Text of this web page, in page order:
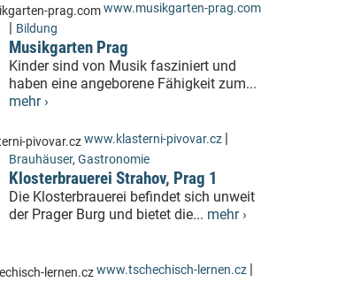
www.musikgarten-prag.com
| Bildung
Musikgarten Prag
Kinder sind von Musik fasziniert und
haben eine angeborene Fähigkeit zum...
mehr ›
www.klasterni-pivovar.cz |
Brauhäuser, Gastronomie
Klosterbrauerei Strahov, Prag 1
Die Klosterbrauerei befindet sich unweit
der Prager Burg und bietet die... mehr ›
www.tschechisch-lernen.cz |